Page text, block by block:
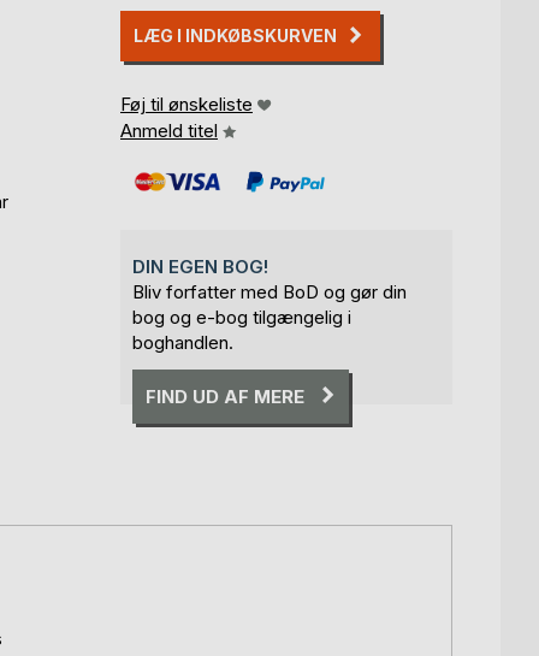
LÆG I INDKØBSKURVEN
Føj til ønskeliste
Anmeld titel
DIN EGEN BOG!
Bliv forfatter med BoD og gør din
bog og e-bog tilgængelig i
boghandlen.
FIND UD AF MERE